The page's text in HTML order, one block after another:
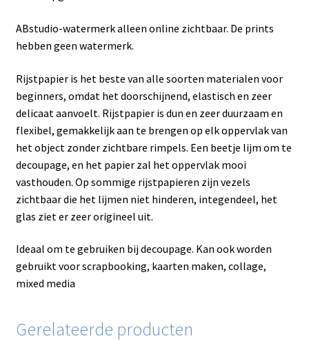
ABstudio-watermerk alleen online zichtbaar. De prints
hebben geen watermerk.
Rijstpapier is het beste van alle soorten materialen voor
beginners, omdat het doorschijnend, elastisch en zeer
delicaat aanvoelt. Rijstpapier is dun en zeer duurzaam en
flexibel, gemakkelijk aan te brengen op elk oppervlak van
het object zonder zichtbare rimpels. Een beetje lijm om te
decoupage, en het papier zal het oppervlak mooi
vasthouden. Op sommige rijstpapieren zijn vezels
zichtbaar die het lijmen niet hinderen, integendeel, het
glas ziet er zeer origineel uit.
Ideaal om te gebruiken bij decoupage. Kan ook worden
gebruikt voor scrapbooking, kaarten maken, collage,
mixed media
Gerelateerde producten